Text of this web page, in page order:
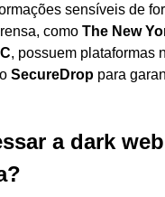
sensíveis de
como The New
, possuem plataformas
SecureDrop para
a dark